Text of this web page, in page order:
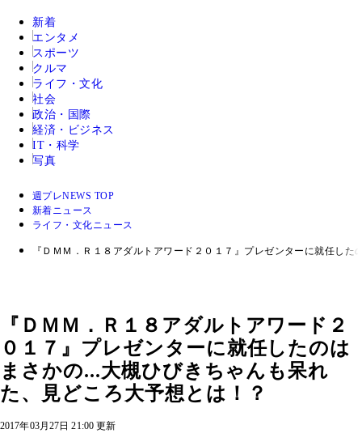
新着
エンタメ
スポーツ
クルマ
ライフ・文化
社会
政治・国際
経済・ビジネス
IT・科学
写真
週プレNEWS TOP
新着ニュース
ライフ・文化ニュース
『ＤＭＭ．Ｒ１８アダルトアワード２０１７』プレゼンターに就任し
『ＤＭＭ．Ｒ１８アダルトアワード２
０１７』プレゼンターに就任したのは
まさかの...大槻ひびきちゃんも呆れ
た、見どころ大予想とは！？
2017年03月27日 21:00 更新